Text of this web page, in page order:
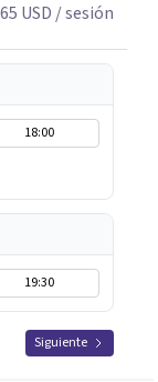
y
profundidad
vida diaria.
65 USD / sesión
18:00
19:30
Siguiente